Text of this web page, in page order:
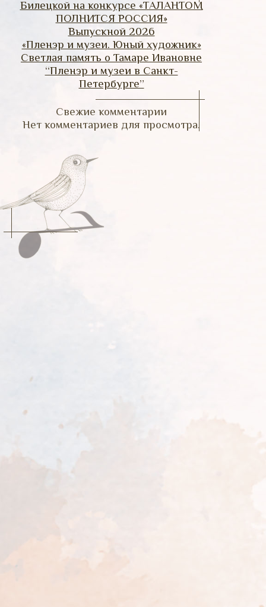
Билецкой на конкурсе «ТАЛАНТОМ
ПОЛНИТСЯ РОССИЯ»
Выпускной 2026
«Пленэр и музеи. Юный художник»
Светлая память о Тамаре Ивановне
“Пленэр и музеи в Санкт-
Петербурге”
Свежие комментарии
Нет комментариев для просмотра.